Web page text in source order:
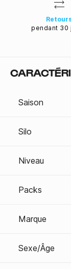
pendant 30
Saison
Silo
Niveau
Packs
Marque
Sexe/Âge